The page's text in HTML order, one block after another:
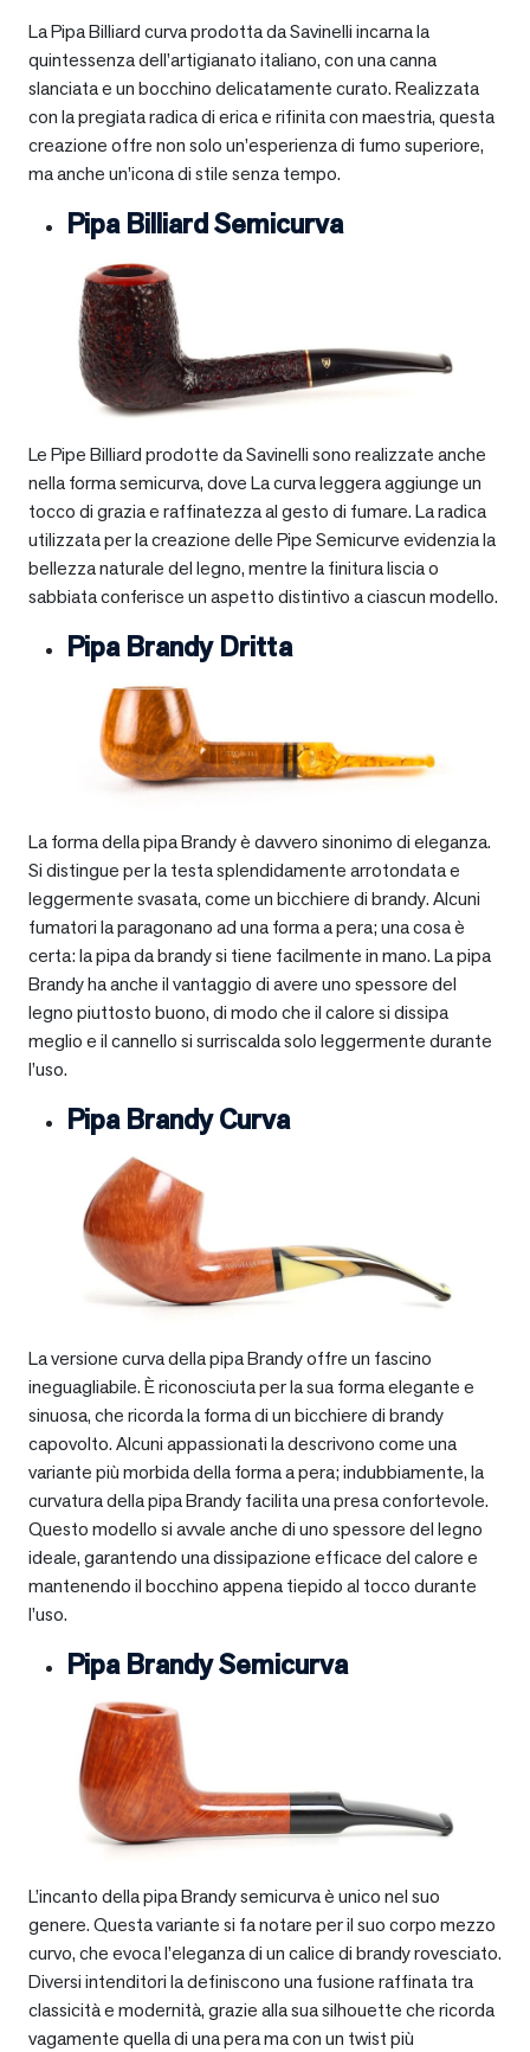
La Pipa Billiard curva prodotta da Savinelli incarna la
quintessenza dell’artigianato italiano, con una canna
slanciata e un bocchino delicatamente curato. Realizzata
con la pregiata radica di erica e rifinita con maestria, questa
creazione offre non solo un’esperienza di fumo superiore,
ma anche un’icona di stile senza tempo.
Pipa Billiard Semicurva
Le Pipe Billiard prodotte da Savinelli sono realizzate anche
nella forma semicurva, dove La curva leggera aggiunge un
tocco di grazia e raffinatezza al gesto di fumare. La radica
utilizzata per la creazione delle Pipe Semicurve evidenzia la
bellezza naturale del legno, mentre la finitura liscia o
sabbiata conferisce un aspetto distintivo a ciascun modello.
Pipa Brandy Dritta
La forma della pipa Brandy è davvero sinonimo di eleganza.
Si distingue per la testa splendidamente arrotondata e
leggermente svasata, come un bicchiere di brandy. Alcuni
fumatori la paragonano ad una forma a pera; una cosa è
certa: la pipa da brandy si tiene facilmente in mano. La pipa
Brandy ha anche il vantaggio di avere uno spessore del
legno piuttosto buono, di modo che il calore si dissipa
meglio e il cannello si surriscalda solo leggermente durante
l’uso.
Pipa Brandy Curva
La versione curva della pipa Brandy offre un fascino
ineguagliabile. È riconosciuta per la sua forma elegante e
sinuosa, che ricorda la forma di un bicchiere di brandy
capovolto. Alcuni appassionati la descrivono come una
variante più morbida della forma a pera; indubbiamente, la
curvatura della pipa Brandy facilita una presa confortevole.
Questo modello si avvale anche di uno spessore del legno
ideale, garantendo una dissipazione efficace del calore e
mantenendo il bocchino appena tiepido al tocco durante
l’uso.
Pipa Brandy Semicurva
L’incanto della pipa Brandy semicurva è unico nel suo
genere. Questa variante si fa notare per il suo corpo mezzo
curvo, che evoca l’eleganza di un calice di brandy rovesciato.
Diversi intenditori la definiscono una fusione raffinata tra
classicità e modernità, grazie alla sua silhouette che ricorda
vagamente quella di una pera ma con un twist più